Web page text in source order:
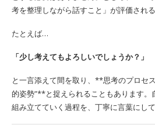
考を整理しながら話すこと」が評価され
たとえば…
「少し考えてもよろしいでしょうか？」
と一言添えて間を取り、**思考のプロセ
的姿勢”**と捉えられることもあります。
組み立てていく過程を、丁寧に言葉にして